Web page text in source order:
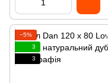
−5%
3
3